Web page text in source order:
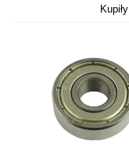
Kupiły